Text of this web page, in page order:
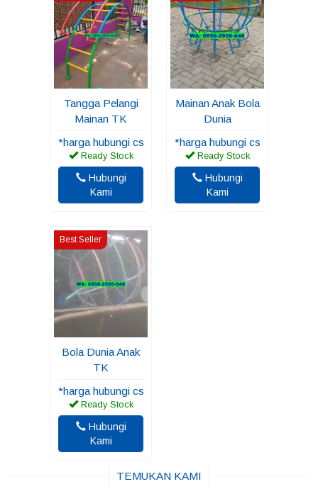
Tangga Pelangi
Mainan TK
*harga hubungi cs
Ready Stock
Hubungi
Kami
Mainan Anak Bola
Dunia
*harga hubungi cs
Ready Stock
Hubungi
Kami
Best Seller
Bola Dunia Anak
TK
*harga hubungi cs
Ready Stock
Hubungi
Kami
TEMUKAN KAMI